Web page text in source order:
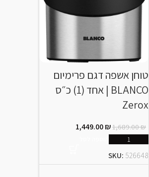
טוחן אשפה דגם פרימיום
BLANCO | אחד (1) כ״ס
Zerox
1,689.00₪
1,449.00₪
SKU: 526648